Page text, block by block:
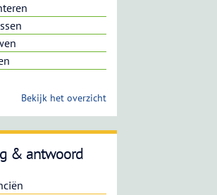
Bekijk het overzicht
& antwoord